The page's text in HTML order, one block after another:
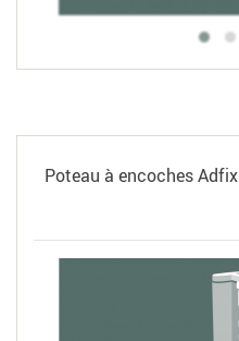
Poteau à encoches Adfix